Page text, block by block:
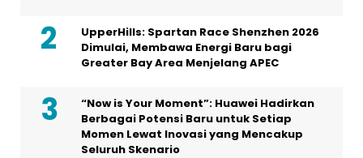
UpperHills: Spartan Race Shenzhen 2026
Dimulai, Membawa Energi Baru bagi
Greater Bay Area Menjelang APEC
“Now is Your Moment”: Huawei Hadirkan
Berbagai Potensi Baru untuk Setiap
Momen Lewat Inovasi yang Mencakup
Seluruh Skenario